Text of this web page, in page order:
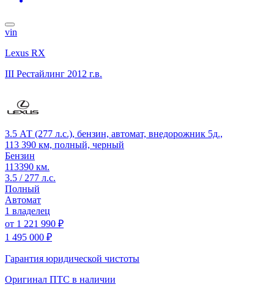
vin
Lexus RX
III Рестайлинг 2012 г.в.
3.5 АТ (277 л.с.), бензин, автомат, внедорожник 5д.,
113 390 км, полный, черный
Бензин
113390 км.
3.5 / 277 л.с.
Полный
Автомат
1 владелец
от 1 221 990 ₽
1 495 000 ₽
Гарантия юридической чистоты
Оригинал ПТС в наличии